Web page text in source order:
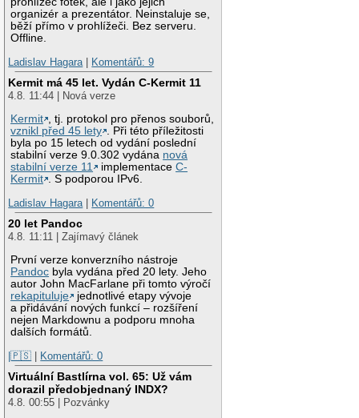
organizér a prezentátor. Neinstaluje se,
běží přímo v prohlížeči. Bez serveru.
Offline.
Ladislav Hagara | Komentářů: 9
Kermit má 45 let. Vydán C-Kermit 11
4.8. 11:44 | Nová verze
Kermit , tj. protokol pro přenos souborů,
vznikl před 45 lety . Při této příležitosti
byla po 15 letech od vydání poslední
stabilní verze 9.0.302 vydána nová
stabilní verze 11
implementaceC-
Kermit . S podporou IPv6.
Ladislav Hagara | Komentářů: 0
20 let Pandoc
4.8. 11:11 | Zajímavý článek
První verze konverzního nástroje
Pandoc byla vydána před 20 lety. Jeho
autor John MacFarlane při tomto výročí
rekapituluje
jednotlivé etapy vývoje
a přidávání nových funkcí – rozšíření
nejen Markdownu a podporu mnoha
dalších formátů.
|🇵🇸 | Komentářů: 0
Virtuální Bastlírna vol. 65: Už vám
dorazil předobjednaný INDX?
4.8. 00:55 | Pozvánky